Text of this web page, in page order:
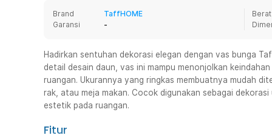
Pick n Go Bekasi
Senin - Jumat
Brand
TaffHOME
Garansi
-
Hadirkan sentuhan dekorasi elegan dengan vas bunga
detail desain daun, vas ini mampu menonjolkan
ruangan. Ukurannya yang ringkas membuatnya mudah
rak, atau meja makan. Cocok digunakan sebagai
estetik pada ruangan.
Fitur